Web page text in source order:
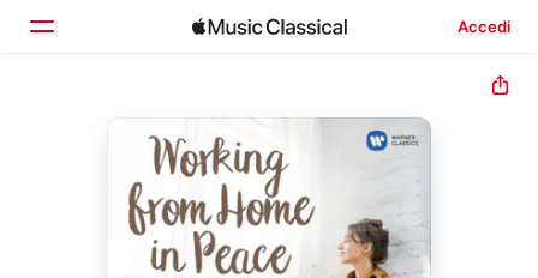
Accedi
Cerca